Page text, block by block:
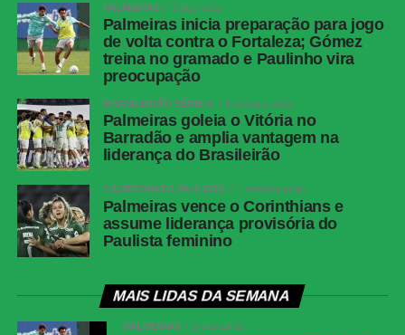
Técnico
Fernando Diniz
Internacional
Matheus Cunha; Bruno Gomes, Maripan,
Mercado e Matheus Bahia (Aguirre); Bruno
Henrique (Juninho), Paulinho (Ronaldo) e
Alan Patrick (Alerrandro); Vitinho, Bernabei e
Carbonero (Alex)
Técnico
Paulo Pezzolano
COMENTE ABAIXO:
PALMEIRAS 3 dias atrás
Palmeiras inicia preparação para jogo
de volta contra o Fortaleza; Gómez
treina no gramado e Paulinho vira
preocupação
BRASILEIRÃO SÉRIE A 1 semana atrás
Palmeiras goleia o Vitória no
Barradão e amplia vantagem na
liderança do Brasileirão
CAMPEONATO PAULISTA 1 semana atrás
Palmeiras vence o Corinthians e
assume liderança provisória do
Paulista feminino
MAIS LIDAS DA SEMANA
PALMEIRAS 3 dias atrás